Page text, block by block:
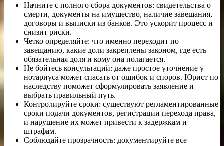
Начните с полного сбора документов: свидетельства о
смерти, документы на имущество, наличие завещания,
договоры и выписки из банков. Это ускорит процесс и
снизит риски.
Четко определяйте: что именно переходит по
завещанию, какие доли закреплены законом, где есть
обязательная доля и кому она полагается.
Не бойтесь консультаций: даже простое уточнение у
нотариуса может спасать от ошибок и споров. Юрист по
наследству поможет сформулировать заявление и
выбрать правильный путь.
Контролируйте сроки: существуют регламентированные
сроки подачи документов, регистрации перехода права,
и нарушение их может привести к задержкам и
штрафам.
Соблюдайте прозрачность: документируйте все